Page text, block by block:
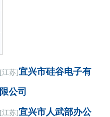
[江苏]宜兴市硅谷电子有
限公司
[江苏]宜兴市人武部办公